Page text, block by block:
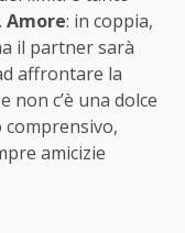
Amore: in coppia,
il partner sarà
affrontare la
non c’è una dolce
amicizie